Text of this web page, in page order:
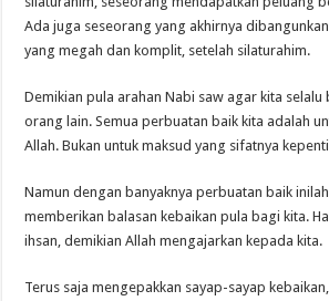
Ada juga seseorang yang akhirnya
yang megah dan komplit, setelah silaturahim.
Demikian pula arahan Nabi saw agar kita
orang lain. Semua perbuatan baik kita adalah
Allah. Bukan untuk maksud yang sifatnya
Namun dengan banyaknya perbuatan baik
memberikan balasan kebaikan pula bagi kita.
ihsan, demikian Allah mengajarkan kepada kita.
Terus saja mengepakkan sayap-sayap